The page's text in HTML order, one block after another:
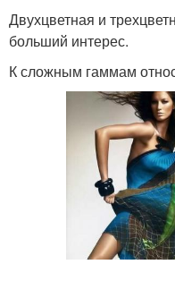
Двухцветная и
больший интерес.
К сложным гаммам